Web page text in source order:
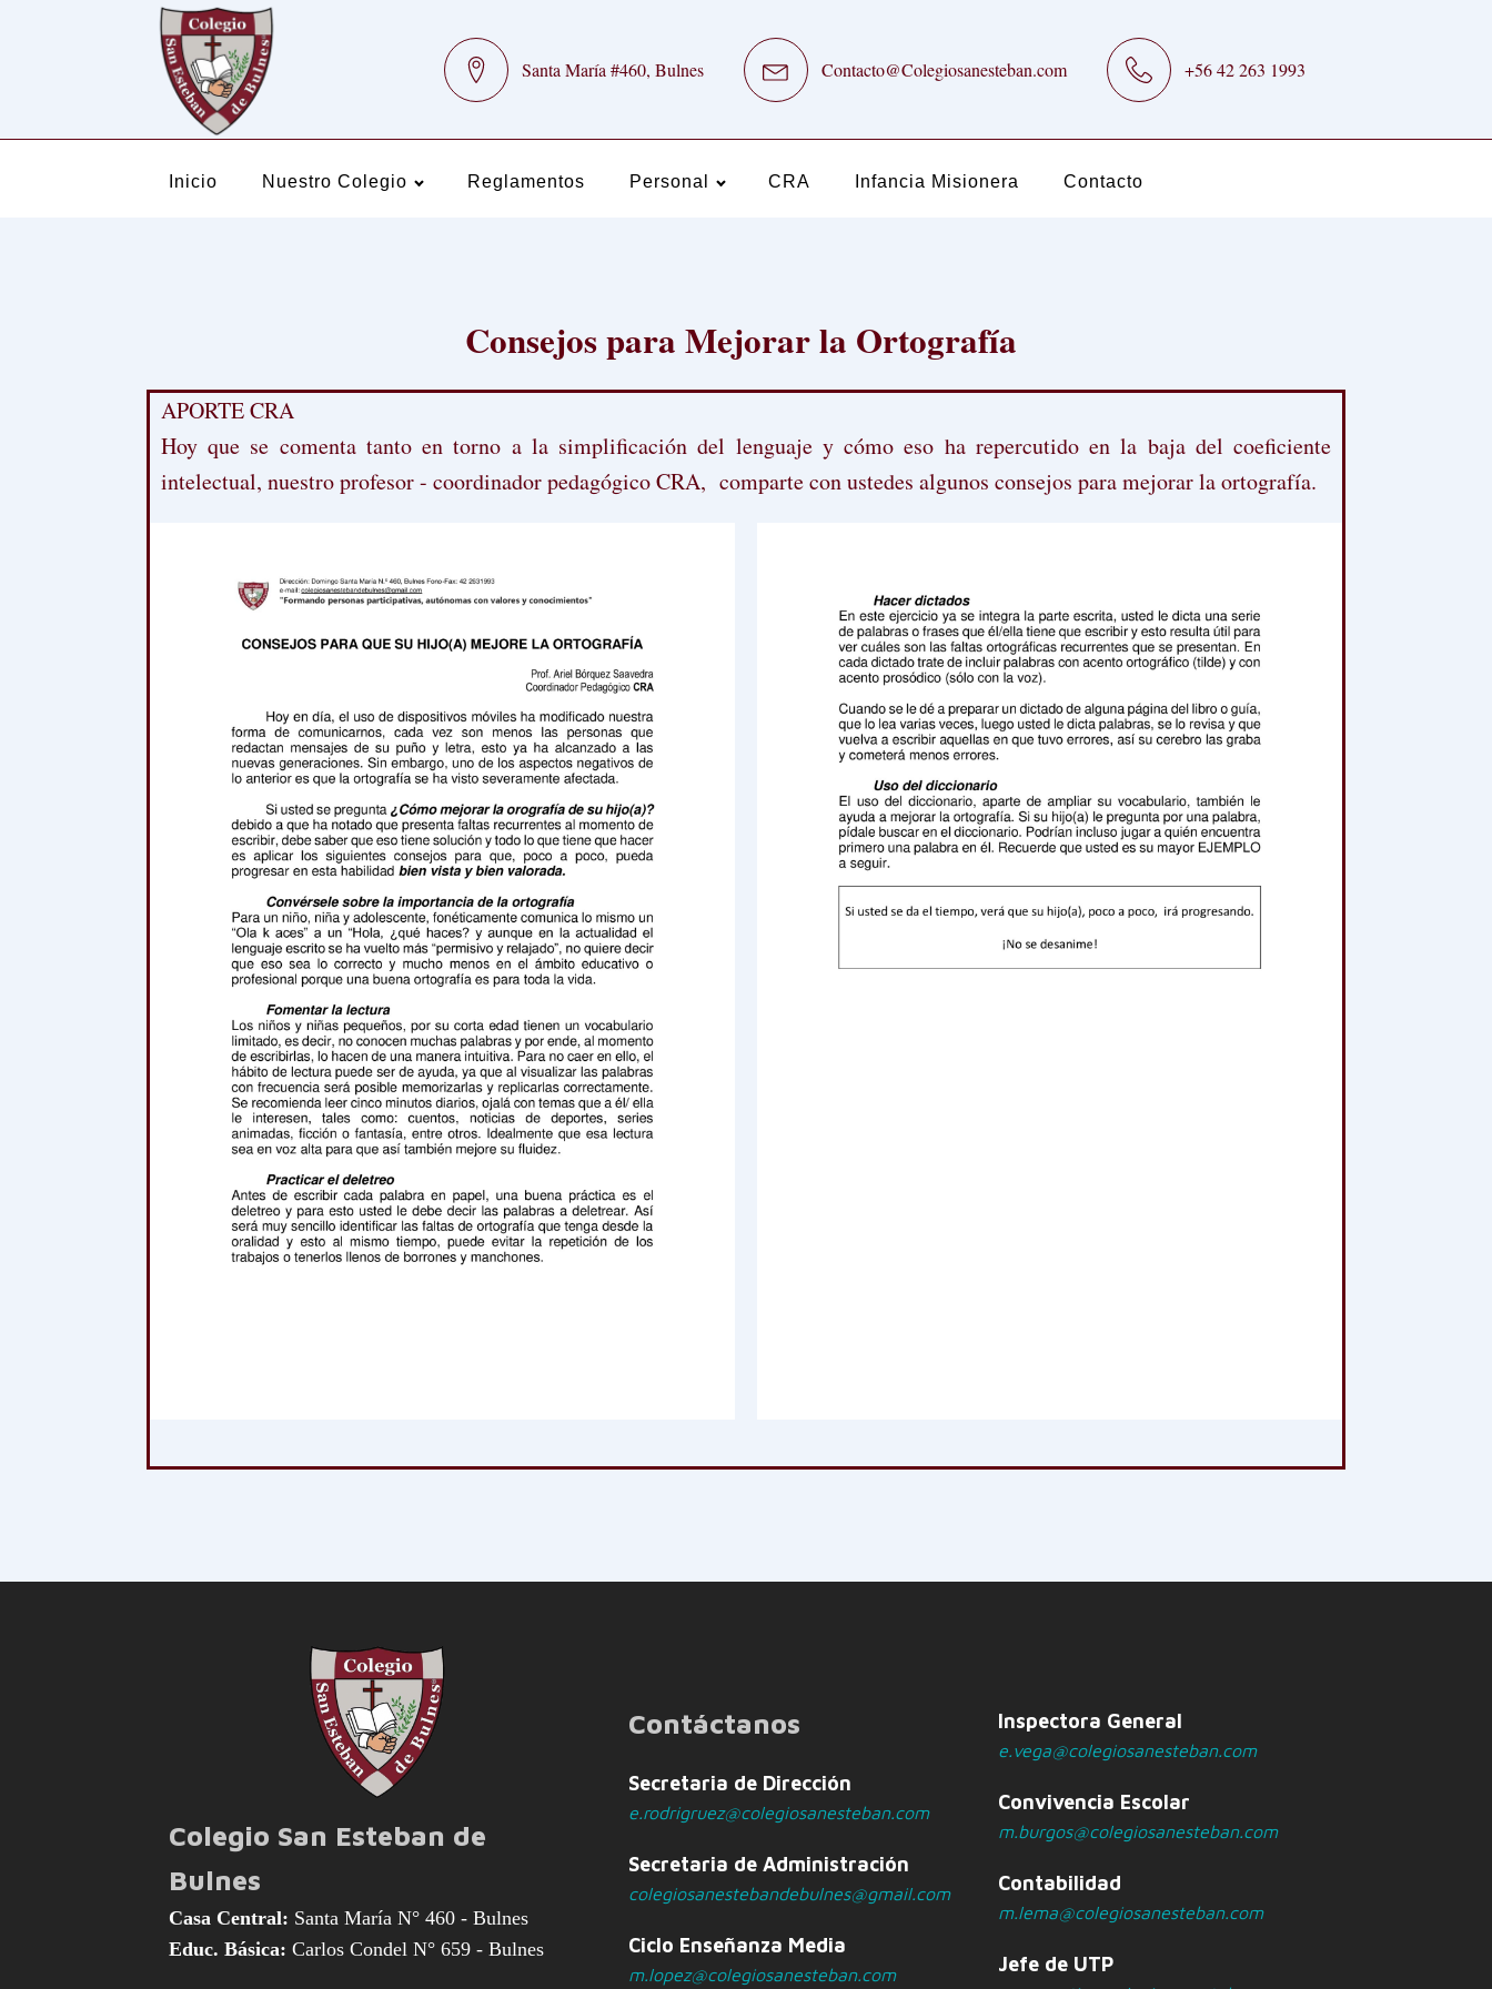
Santa María #460, Bulnes Contacto@Colegiosanesteban.com +56 42 263 1993
Inicio Nuestro Colegio Reglamentos Personal CRA Infancia Misionera Contacto
Consejos para Mejorar la Ortografía
APORTE CRA
Hoy que se comenta tanto en torno a la simplificación del lenguaje y cómo eso ha repercutido en la baja del coeficiente
intelectual, nuestro profesor - coordinador pedagógico CRA, comparte con ustedes algunos consejos para mejorar la ortografía.
Colegio San Esteban de
Bulnes
Casa Central: Santa María N° 460 - Bulnes
Educ. Básica: Carlos Condel N° 659 - Bulnes
Contáctanos
Secretaria de Dirección
e.rodrigruez@colegiosanesteban.com
Secretaria de Administración
colegiosanestebandebulnes@gmail.com
Ciclo Enseñanza Media
m.lopez@colegiosanesteban.com
Inspectora General
e.vega@colegiosanesteban.com
Convivencia Escolar
m.burgos@colegiosanesteban.com
Contabilidad
m.lema@colegiosanesteban.com
Jefe de UTP